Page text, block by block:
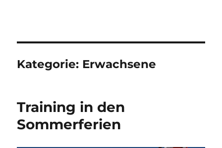
Rostock e.V. – Aktuelles zum
Kategorie: Erwachsene
Training in den
Sommerferien